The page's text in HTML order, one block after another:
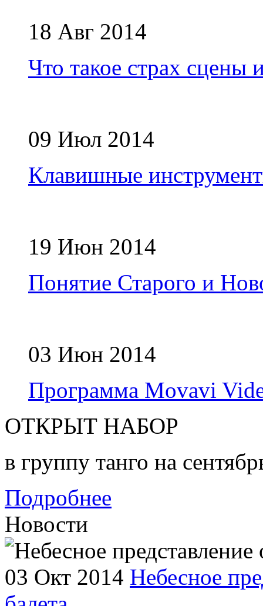
18 Авг 2014
Что такое страх сцены
09 Июл 2014
Клавишные
19 Июн 2014
Понятие Старого и
03 Июн 2014
Программа Movavi
ОТКРЫТ НАБОР
в группу танго на
Подробнее
Новости
03 Окт 2014 Небесное